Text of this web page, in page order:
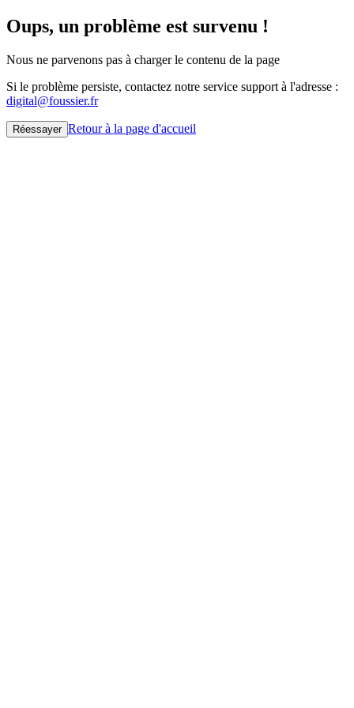
Oups, un problème est survenu !
Nous ne parvenons pas à charger le contenu de la page
Si le problème persiste, contactez notre service support à l'adresse :
digital@foussier.fr
Réessayer Retour à la page d'accueil